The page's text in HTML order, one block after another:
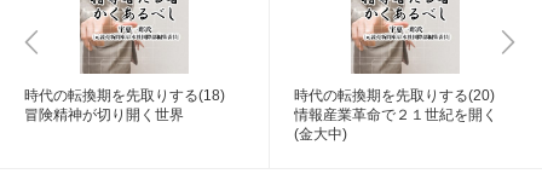
時代の転換期を先取りする(18)
冒険精神が切り開く世界
時代の転換期を先取りする(20)
情報産業革命で２１世紀を開く
(金大中)